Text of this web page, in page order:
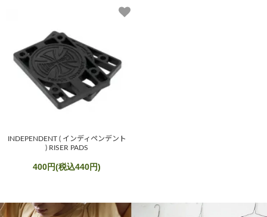
INDEPENDENT ( インディペンデント
) RISER PADS
400円(税込440円)